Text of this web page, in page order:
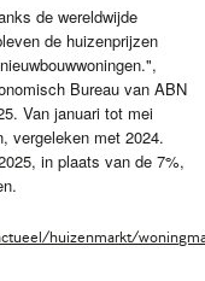
de wereldwijde
de huizenprijzen
Bureau van ABN
Van januari tot mei
vergeleken met 2024.
in plaats van de 7%,
huizenmarkt/